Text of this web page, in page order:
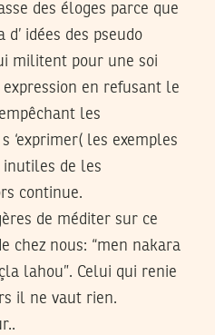
des éloges parce que
idées des pseudo
militent pour une soi
en refusant le
les
‘exprimer( les exemples
de les
continue.
de méditer sur ce
chez nous: “men nakara
lahou”. Celui qui renie
il ne vaut rien.